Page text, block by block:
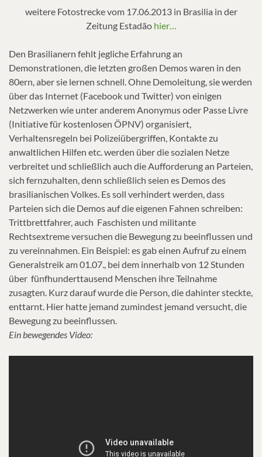
weitere Fotostrecke vom 17.06.2013 in Brasilia in der
Zeitung Estadão hier…
Den Brasilianern fehlt jegliche Erfahrung an
Demonstrationen, die letzten großen Demos waren in den
80ern, aber sie lernen schnell. Ohne Demoleitung, sie werden
über das Internet (Facebook und Twitter) von einigen
Netzwerken wie unter anderem Anonymus oder Passe Livre
(Initiative für kostenlosen ÖPNV) organisiert,
Verhaltensregeln bei Polizeiübergriffen, Kontakte zu
anwaltlichen Hilfen etc. werden über die sozialen Netze
verbreitet und schließlich auch die Aufforderung an Parteien,
sich fernzuhalten, denn schließlich seien es Demos des
brasilianischen Volkes. Es soll verhindert werden, dass
Parteien sich die Demos auf die eigenen Fahnen schreiben:
Trittbrettfahrer, auch Faschisten und militante
Rechtsextreme versuchen die Bewegung zu beeinflussen und
zu vereinnahmen. Ein Beispiel: es gab einen Aufruf zu einem
Generalstreik am 01.07., bei dem innerhalb von 12 Stunden
über fünfhunderttausend Menschen ihre Teilnahme
zusagten. Kurz darauf wurde die Person, die dahinter steckte,
enttarnt. Hier hatte jemand zumindest jemand versucht, die
Bewegung zu beeinflussen.
Ein bewegendes Video: